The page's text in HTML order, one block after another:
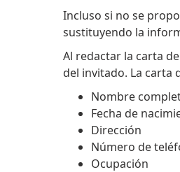
Incluso si no se
sustituyendo la
Al redactar la carta
del invitado. La
Nombre
Fecha de
Dirección
Número de
Ocupación